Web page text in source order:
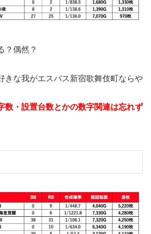
？偶然？
きな我がエスパス新宿歌舞伎町ならや
数・設置台数とかの数字関連は忘れず